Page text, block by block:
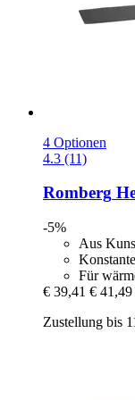
4 Optionen
4.3 (11)
Romberg
-5%
Aus
Für
€ 39,41 € 41,49
Zustellung bis